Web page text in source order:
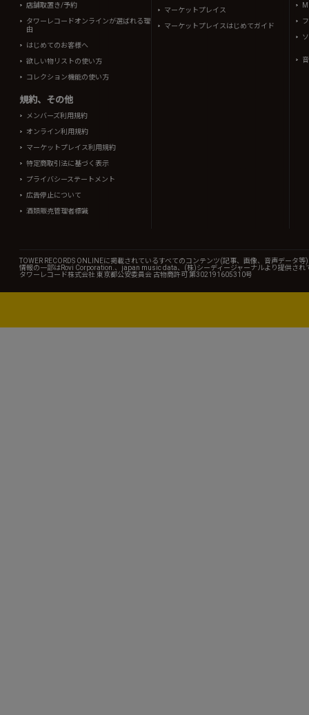
店舗取置き/予約
タワーレコードオンラインが選ばれる理
由
はじめてのお客様へ
欲しい物リストの使い方
コレクション機能の使い方
規約、その他
メンバーズ利用規約
オンライン利用規約
マーケットプレイス利用規約
特定商取引法に基づく表示
プライバシーステートメント
広告停止について
酒類販売管理者標識
マーケットプレイス
マーケットプレイスはじめてガイド
TOWER RECORDS ONLINEに掲載されているすべてのコンテンツ(記事、画像、音声データ
情報の一部はRovi Corporation.、japan music data、(株)シーディージャーナルより提供され
タワーレコード株式会社 東京都公安委員会 古物商許可 第302191605310号